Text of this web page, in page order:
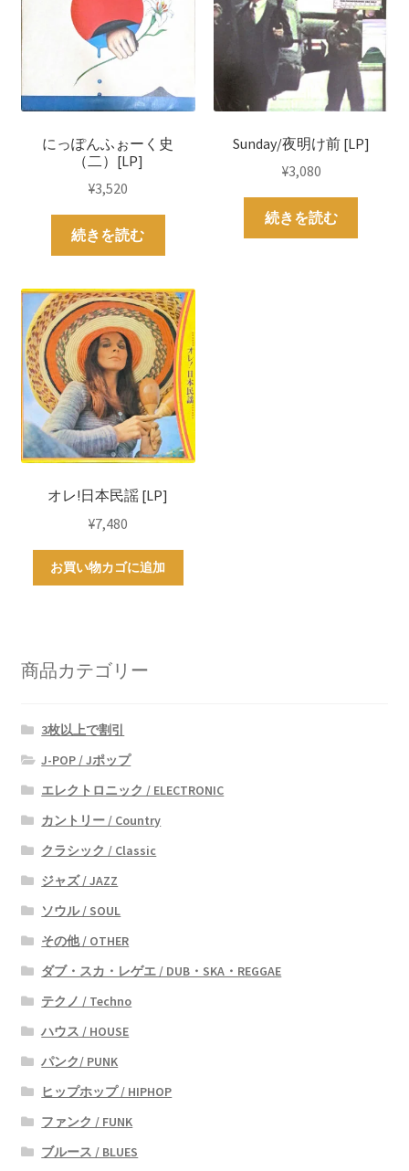
にっぽんふぉーく史
（二）[LP]
¥3,520
続きを読む
Sunday/夜明け前 [LP]
¥3,080
続きを読む
オレ!日本民謡 [LP]
¥7,480
お買い物カゴに追加
商品カテゴリー
3枚以上で割引
J-POP / Jポップ
エレクトロニック / ELECTRONIC
カントリー / Country
クラシック / Classic
ジャズ / JAZZ
ソウル / SOUL
その他 / OTHER
ダブ・スカ・レゲエ / DUB・SKA・REGGAE
テクノ / Techno
ハウス / HOUSE
パンク/ PUNK
ヒップホップ / HIPHOP
ファンク / FUNK
ブルース / BLUES